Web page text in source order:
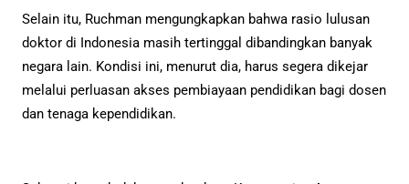
Selain itu, Ruchman mengungkapkan bahwa rasio lulusan
doktor di Indonesia masih tertinggal dibandingkan banyak
negara lain. Kondisi ini, menurut dia, harus segera dikejar
melalui perluasan akses pembiayaan pendidikan bagi dosen
dan tenaga kependidikan.